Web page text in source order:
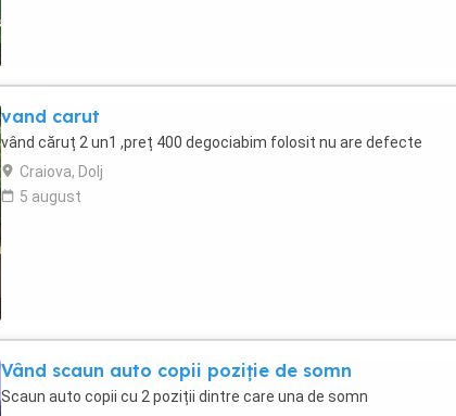
vand carut
vând căruț 2 un1 ,preț 400 degociabim folosit nu are defecte
Craiova, Dolj
5 august
Vând scaun auto copii poziție de somn
Scaun auto copii cu 2 poziții dintre care una de somn